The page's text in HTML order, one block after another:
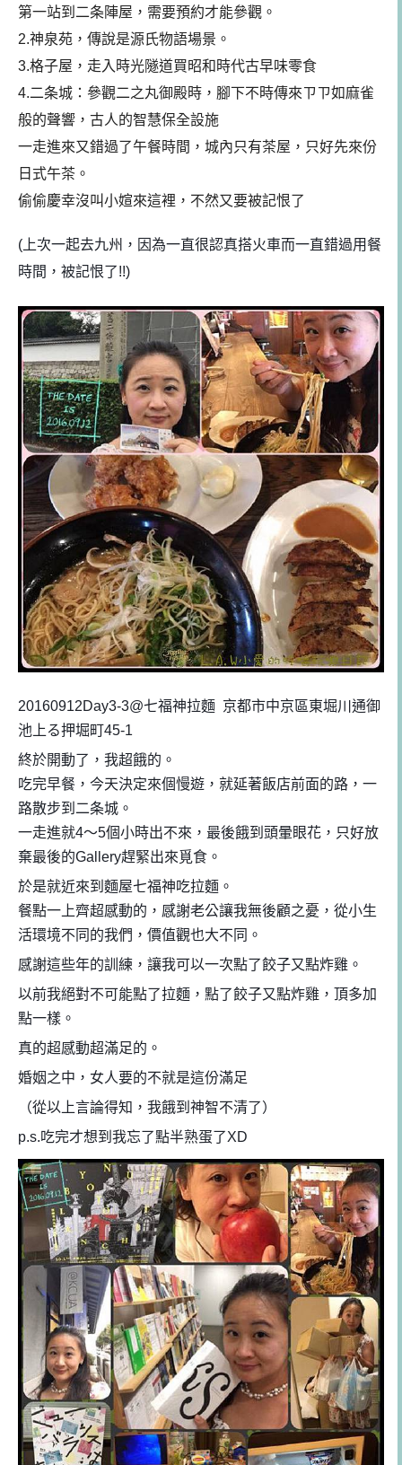
第一站到二条陣屋，需要預約才能參觀。
2.神泉苑，傳說是源氏物語場景。
3.格子屋，走入時光隧道買昭和時代古早味零食
4.二条城：參觀二之丸御殿時，腳下不時傳來ㄗㄗ如麻雀
般的聲響，古人的智慧保全設施
一走進來又錯過了午餐時間，城內只有茶屋，只好先來份
日式午茶。
偷偷慶幸沒叫小媗來這裡，不然又要被記恨了
(上次一起去九州，因為一直很認真搭火車而一直錯過用餐
時間，被記恨了!!)
20160912Day3-3@七福神拉麵 京都市中京區東堀川通御
池上る押堀町45-1
終於開動了，我超餓的。
吃完早餐，今天決定來個慢遊，就延著飯店前面的路，一
路散步到二条城。
一走進就4～5個小時出不來，最後餓到頭暈眼花，只好放
棄最後的Gallery趕緊出來覓食。
於是就近來到麵屋七福神吃拉麵。
餐點一上齊超感動的，感謝老公讓我無後顧之憂，從小生
活環境不同的我們，價值觀也大不同。
感謝這些年的訓練，讓我可以一次點了餃子又點炸雞。
以前我絕對不可能點了拉麵，點了餃子又點炸雞，頂多加
點一樣。
真的超感動超滿足的。
婚姻之中，女人要的不就是這份滿足
（從以上言論得知，我餓到神智不清了）
p.s.吃完才想到我忘了點半熟蛋了XD